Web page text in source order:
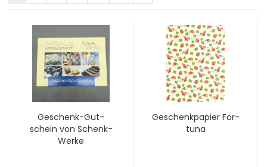
Geschenk-​​Gut­
schein von Schenk-​​
Werke
Ge­schenk­pa­pier For­
tu­na